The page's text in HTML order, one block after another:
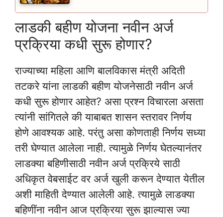
लाडकी बहीण योजना नवीन अर्ज
प्रक्रिया कधी सुरू होणार?
राज्याच्या महिला आणि बालविकास मंत्री अदिती
तटकरे यांना लाडकी बहीण योजनेसाठी नवीन अर्ज
कधी सुरू होणार आहेत? असा प्रश्न विचारला असता
त्यांनी सांगितले की याबाबत शासन स्तरावर निर्णय
होणे आवश्यक आहे. परंतु असा कोणताही निर्णय सध्या
तरी घेण्यात आलेला नाही. त्यामुळे निर्णय घेतल्यानंतर
लाडक्या बहिणीसाठी नवीन अर्ज प्रक्रिये साठी
अधिकृत वेबसाईट वर अर्ज खुली करून देण्यात येतील
अशी माहिती देण्यात आलेली आहे. त्यामुळे लाडक्या
बहिणींना नवीन आज प्रक्रिया सुरू झाल्यास ज्या